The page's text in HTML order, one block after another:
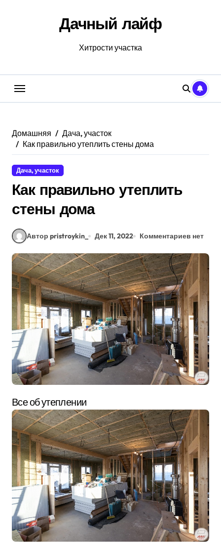
Дачный лайф
Хитрости участка
Домашняя
Дача, участок
Как правильно утеплить стены дома
Дача, участок
Как правильно утеплить
стены дома
Автор pristroykin_ Дек 11, 2022 Комментариев нет
Все об утеплении